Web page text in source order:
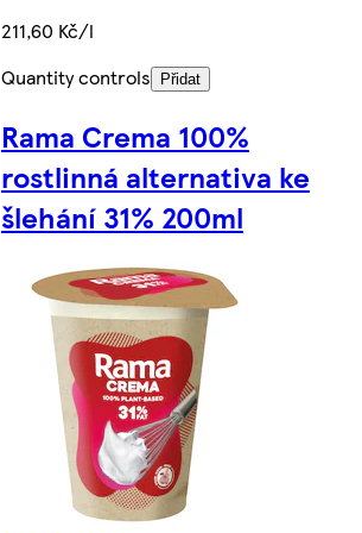
211,60 Kč/l
Quantity controls
Přidat
Rama Crema 100%
rostlinná alternativa ke
šlehání 31% 200ml